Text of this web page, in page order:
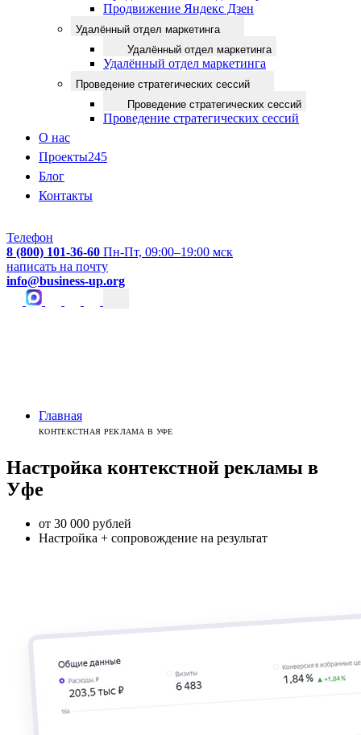
Продвижение Яндекс Дзен
Удалённый отдел маркетинга
Удалённый отдел маркетинга
Удалённый отдел маркетинга
Проведение стратегических сессий
Проведение стратегических сессий
Проведение стратегических сессий
О нас
Проекты245
Блог
Контакты
Телефон
8 (800) 101-36-60 Пн-Пт, 09:00–19:00 мск
написать на почту
info@business-up.org
Главная
КОНТЕКСТНАЯ РЕКЛАМА В УФЕ
Настройка контекстной рекламы в
Уфе
от 30 000 рублей
Настройка + сопровождение на результат